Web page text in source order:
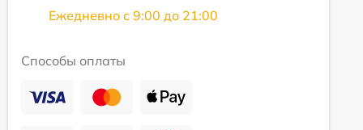
Ежедневно с 9:00 до 21:00
Способы оплаты